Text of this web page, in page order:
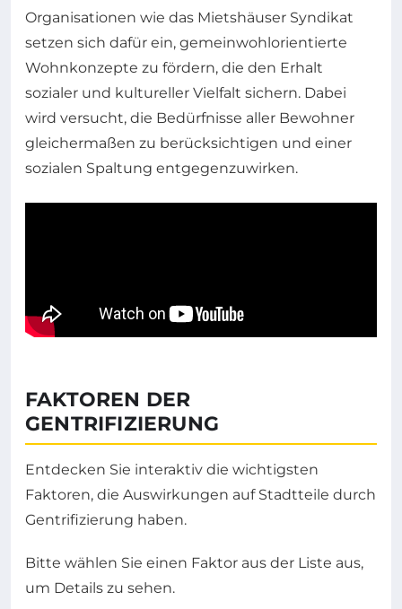
Organisationen wie das Mietshäuser Syndikat
setzen sich dafür ein, gemeinwohlorientierte
Wohnkonzepte zu fördern, die den Erhalt
sozialer und kultureller Vielfalt sichern. Dabei
wird versucht, die Bedürfnisse aller Bewohner
gleichermaßen zu berücksichtigen und einer
sozialen Spaltung entgegenzuwirken.
FAKTOREN DER
GENTRIFIZIERUNG
Entdecken Sie interaktiv die wichtigsten
Faktoren, die Auswirkungen auf Stadtteile durch
Gentrifizierung haben.
Bitte wählen Sie einen Faktor aus der Liste aus,
um Details zu sehen.